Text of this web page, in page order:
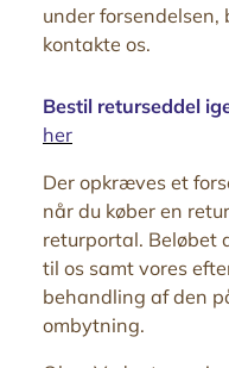
under
kontakte os.
Bestil returseddel
her
Der opkræves et
når du køber en
returportal. Beløbet
til os samt vores
behandling af den
ombytning.